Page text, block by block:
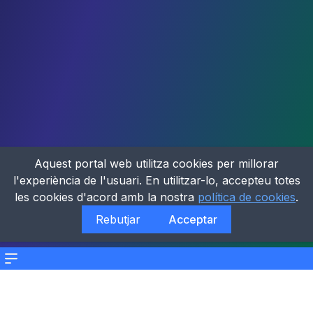
Menu
Aquest portal web utilitza cookies per millorar
l'experiència de l'usuari. En utilitzar-lo, accepteu totes
les cookies d'acord amb la nostra política de cookies.
Rebutjar
Acceptar